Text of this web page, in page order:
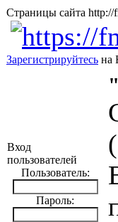
Страницы сайта
Зарегистрируйтесь на
Вход
пользователей
Пользователь:
Пароль:
(